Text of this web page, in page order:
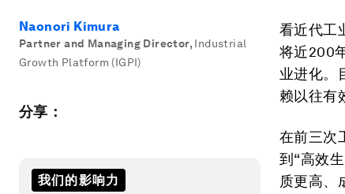
Naonori Kimura
Partner and Managing Director, Industrial
Growth Platform (IGPI)
分享：
我们的影响力
看近代工
将近200
业进化。
赖以往有
在前三次
到“高效
质更高、